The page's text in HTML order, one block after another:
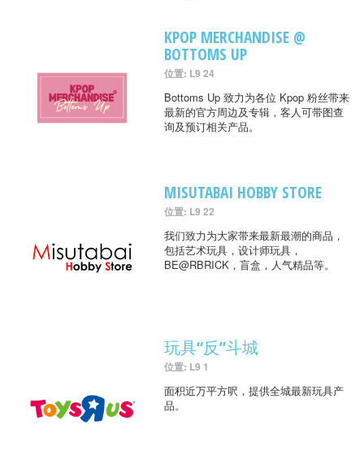
KPOP MERCHANDISE @
BOTTOMS UP
位置: L9 24
Bottoms Up 致力为各位 Kpop 粉丝带来
最新的官方周边及专辑，客人可带图查
询及预订相关产品。
MISUTABAI HOBBY STORE
位置: L9 22
我们致力为大家带来最新最潮的商品，
包括艺术玩具，设计师玩具，
BE@RBRICK，盲盒，人气精品等。
玩具“反”斗城
位置: L9 1
面积近万平方呎，提供全城最新玩具产
品。